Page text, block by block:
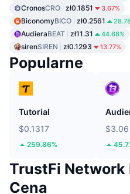
CronosCRO zł0.1851 3.67%
BiconomyBICO zł0.2561
AudieraBEAT zł11.31 44.68%
sirenSIREN zł0.1293 13.77%
Popularne
Tutorial
$0.1317
259.86%
$3.06
TrustFi
Cena